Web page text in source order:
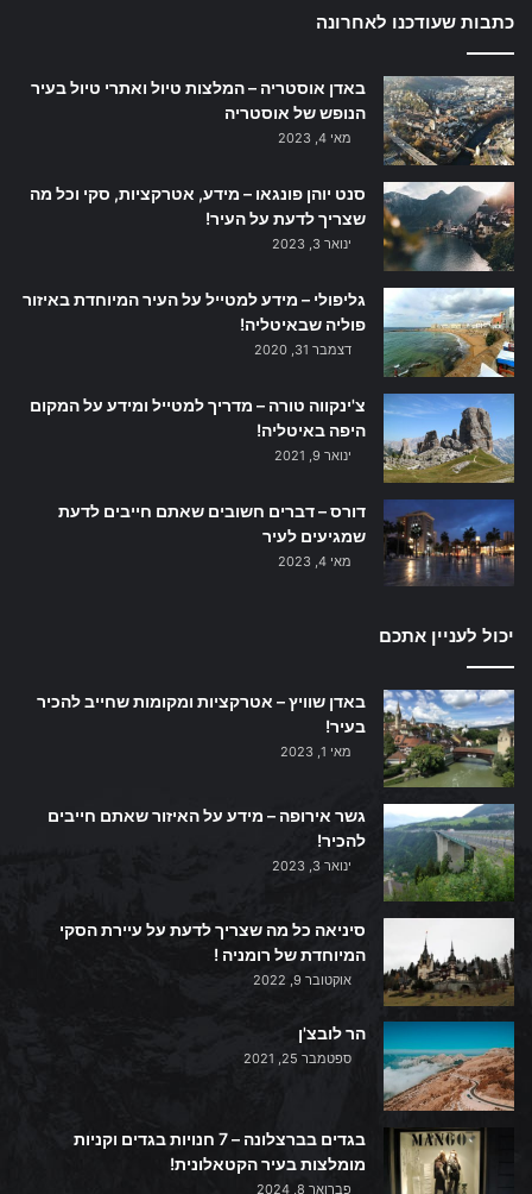
כתבות שעודכנו לאחרונה
באדן אוסטריה – המלצות טיול ואתרי טיול בעיר
הנופש של אוסטריה
מאי 4, 2023
סנט יוהן פונגאו – מידע, אטרקציות, סקי וכל מה
שצריך לדעת על העיר!
ינואר 3, 2023
גליפולי – מידע למטייל על העיר המיוחדת באיזור
פוליה שבאיטליה!
דצמבר 31, 2020
צ'ינקווה טורה – מדריך למטייל ומידע על המקום
היפה באיטליה!
ינואר 9, 2021
דורס – דברים חשובים שאתם חייבים לדעת
שמגיעים לעיר
מאי 4, 2023
יכול לעניין אתכם
באדן שוויץ – אטרקציות ומקומות שחייב להכיר
בעיר!
מאי 1, 2023
גשר אירופה – מידע על האיזור שאתם חייבים
להכיר!
ינואר 3, 2023
סיניאה כל מה שצריך לדעת על עיירת הסקי
המיוחדת של רומניה !
אוקטובר 9, 2022
הר לובצ'ן
ספטמבר 25, 2021
בגדים בברצלונה – 7 חנויות בגדים וקניות
מומלצות בעיר הקטאלונית!
פברואר 8, 2024